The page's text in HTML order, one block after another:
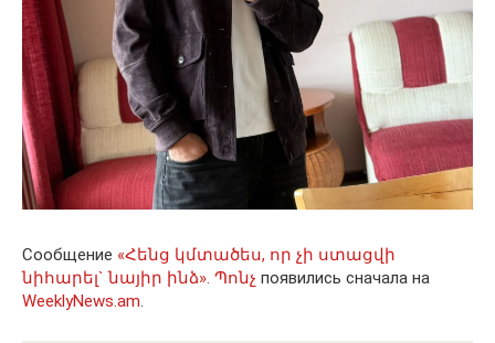
Сообщение «Հենց կմտածես, որ չի ստացվի
նիհարել` նայիր ինձ». Պոնչ появились сначала на
WeeklyNews.am.